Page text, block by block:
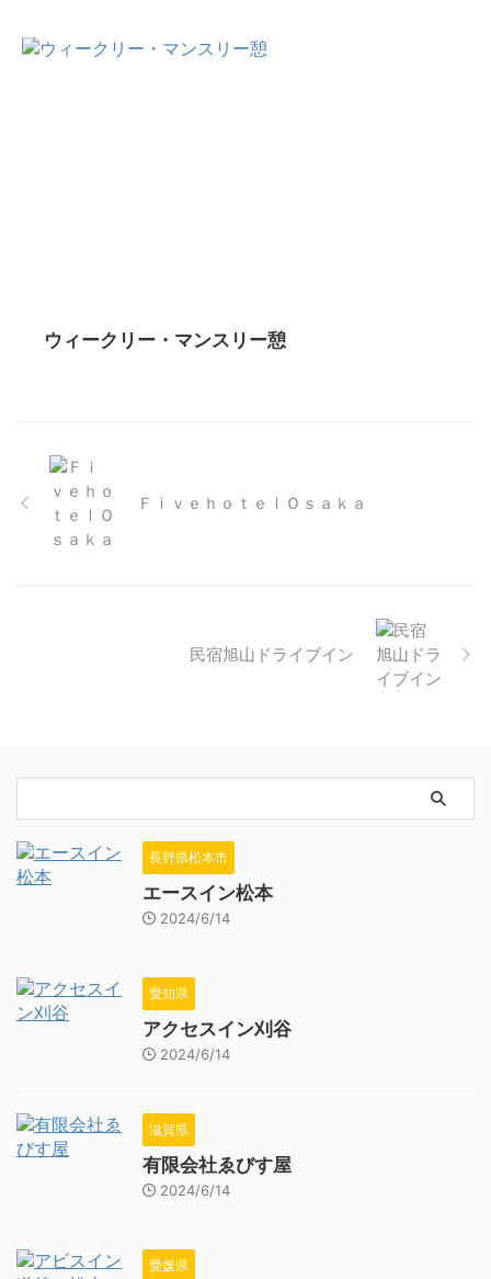
ウィークリー・マンスリー憩
ＦｉｖｅｈｏｔｅｌＯｓａｋａ
民宿旭山ドライブイン
長野県松本市
エースイン松本
2024/6/14
愛知県
アクセスイン刈谷
2024/6/14
滋賀県
有限会社ゑびす屋
2024/6/14
愛媛県